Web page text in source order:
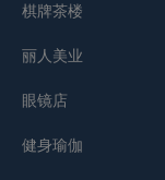
棋牌茶楼
丽人美业
眼镜店
健身瑜伽